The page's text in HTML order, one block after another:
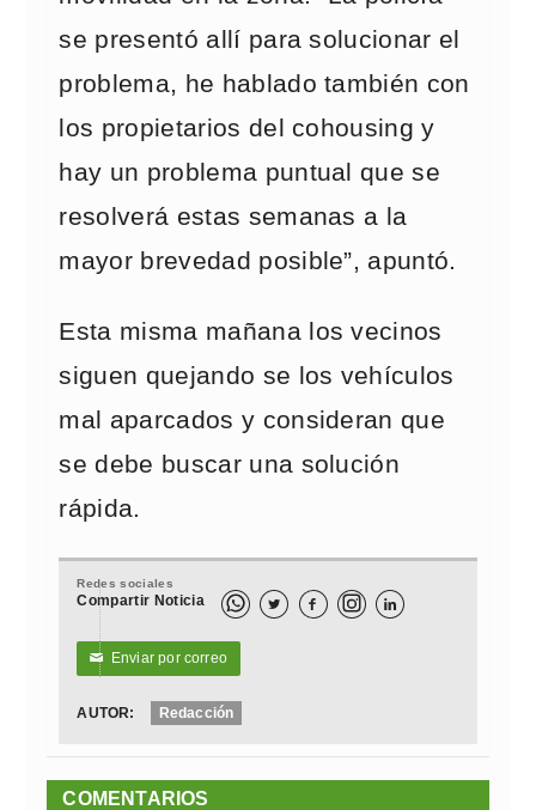
se presentó allí para solucionar el
problema, he hablado también con
los propietarios del cohousing y
hay un problema puntual que se
resolverá estas semanas a la
mayor brevedad posible”, apuntó.
Esta misma mañana los vecinos
siguen quejando se los vehículos
mal aparcados y consideran que
se debe buscar una solución
rápida.
Redes sociales
Compartir Noticia   
✉ Enviar por correo
AUTOR: Redacción
COMENTARIOS